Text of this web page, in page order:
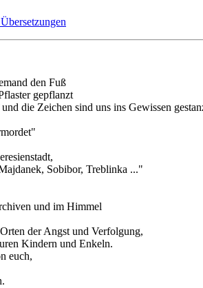
den Fuß
gepflanzt
die Zeichen sind uns ins Gewissen
Sobibor, Treblinka ..."
und im Himmel
der Angst und Verfolgung,
Kindern und Enkeln.
euch,